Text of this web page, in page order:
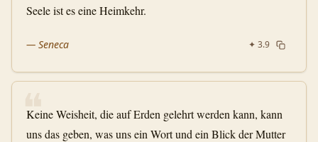
Seele ist es eine Heimkehr.
— Seneca ✦ 3.9
❝
Keine Weisheit, die auf Erden gelehrt werden kann, kann
uns das geben, was uns ein Wort und ein Blick der Mutter